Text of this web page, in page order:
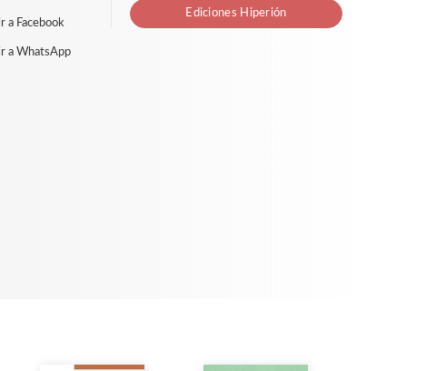
a Facebook
a WhatsApp
Ediciones Hiperión